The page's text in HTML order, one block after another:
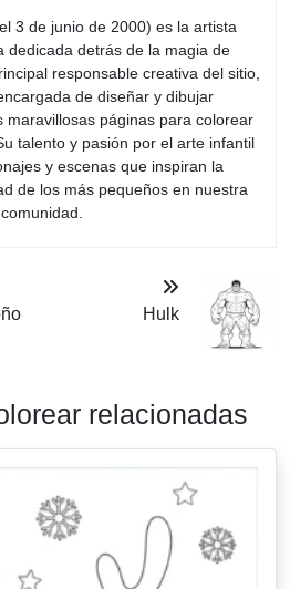
3 de junio de 2000) es la artista
dedicada detrás de la magia de
responsable creativa del sitio,
de diseñar y dibujar
maravillosas páginas para colorear
talento y pasión por el arte infantil
y escenas que inspiran la
de los más pequeños en nuestra
comunidad.
Hulk
relacionadas